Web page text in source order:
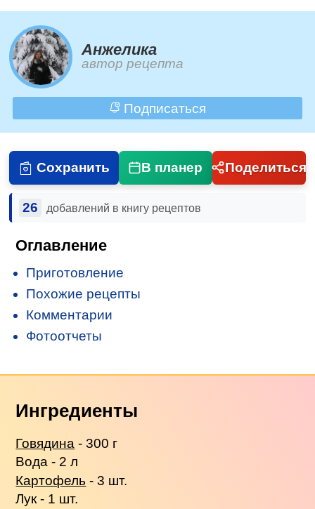
Анжелика
автор рецепта
Подписаться
Сохранить В планер Поделиться
26 добавлений в книгу рецептов
Оглавление
Приготовление
Похожие рецепты
Комментарии
Фотоотчеты
Ингредиенты
Говядина - 300 г
Вода - 2 л
Картофель - 3 шт.
Лук - 1 шт.